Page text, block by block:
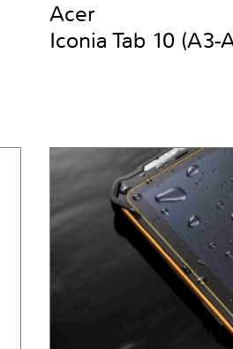
Acer
Iconia Tab 10 (A3-